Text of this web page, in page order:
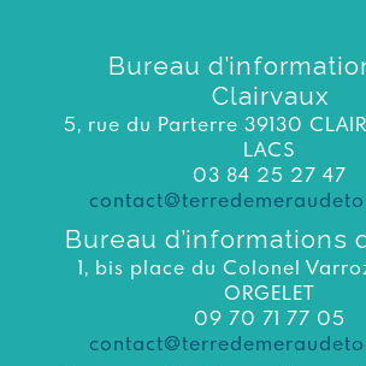
Bureau
Clairvaux
5, rue du Parterre 39130
LACS
03 84 25 27 47
Bureau d’informations
1, bis place du Colonel
ORGELET
09 70 71 77 05